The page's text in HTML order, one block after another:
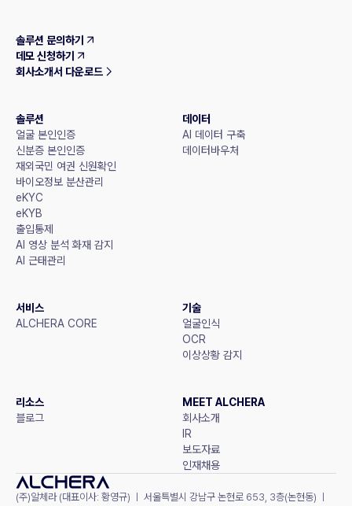
솔루션 문의하기
데모 신청하기
회사소개서 다운로드
솔루션
얼굴 본인인증
신분증 본인인증
재외국민 여권 신원확인
바이오정보 분산관리
eKYC
eKYB
출입통제
AI 영상 분석 화재 감지
AI 근태관리
데이터
AI 데이터 구축
데이터바우처
서비스
ALCHERA CORE
기술
얼굴인식
OCR
이상상황 감지
리소스
블로그
MEET ALCHERA
회사소개
IR
보도자료
인재채용
(주)알체라 (대표이사: 황영규) ㅣ 서울특별시 강남구 논현로 653, 3층(논현동) ㅣ